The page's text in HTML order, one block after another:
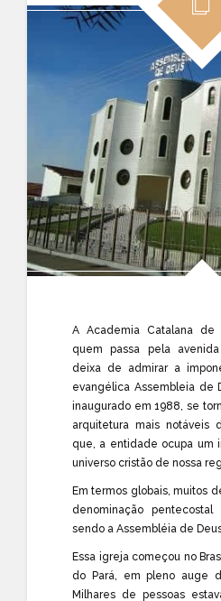
A Academia Catalana de
quem passa pela
deixa de admirar a
evangélica Assembleia de
inaugurado em 1988, se
arquitetura mais notáveis
que, a entidade ocupa um
universo cristão de nossa
Em termos globais, muitos
denominação
sendo a Assembléia de
Essa igreja começou no
do Pará, em pleno auge
Milhares de pessoas